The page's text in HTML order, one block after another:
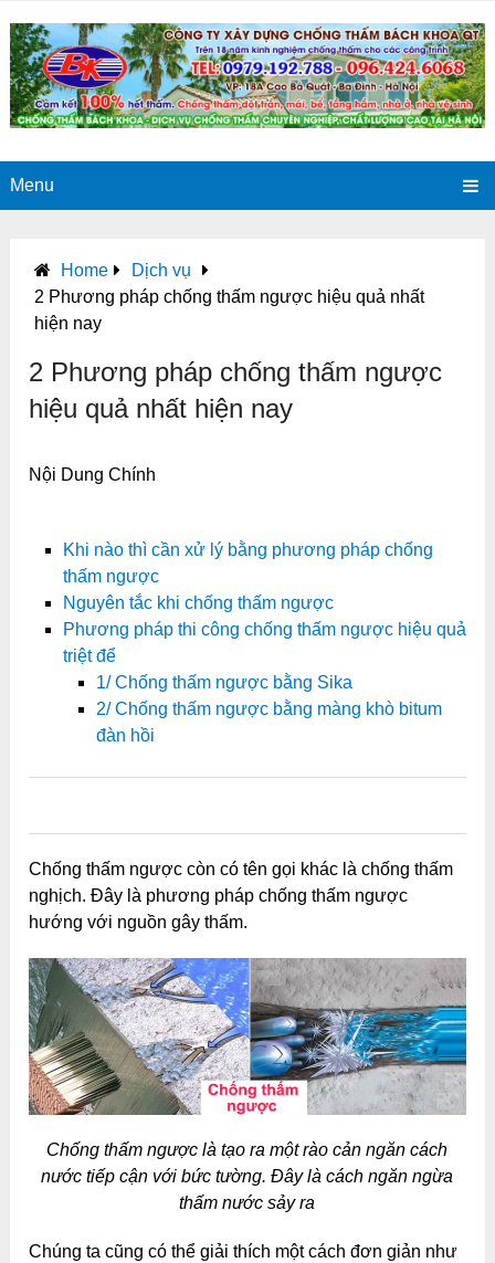
Menu
Home
Dịch vụ
2 Phương pháp chống thấm ngược hiệu quả nhất
hiện nay
2 Phương pháp chống thấm ngược
hiệu quả nhất hiện nay
Nội Dung Chính
Khi nào thì cần xử lý bằng phương pháp chống
thấm ngược
Nguyên tắc khi chống thấm ngược
Phương pháp thi công chống thấm ngược hiệu quả
triệt để
1/ Chống thấm ngược bằng Sika
2/ Chống thấm ngược bằng màng khò bitum
đàn hồi
Chống thấm ngược còn có tên gọi khác là chống thấm
nghịch. Đây là phương pháp chống thấm ngược
hướng với nguồn gây thấm.
Chống thấm ngược là tạo ra một rào cản ngăn cách
nước tiếp cận với bức tường. Đây là cách ngăn ngừa
thấm nước sảy ra
Chúng ta cũng có thể giải thích một cách đơn giản như